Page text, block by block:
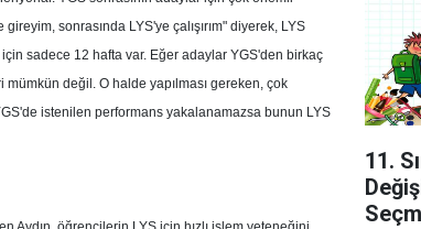
sonrasında LYS'ye çalışırım" diyerek, LYS
için sadece 12 hafta var. Eğer adaylar YGS'den birkaç
değil. O halde yapılması gereken, çok
istenilen performans yakalanamazsa bunun LYS
11.